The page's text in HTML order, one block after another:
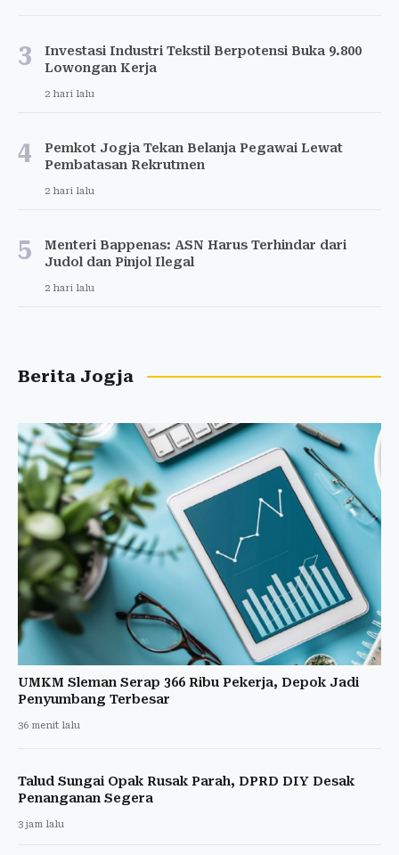
3
Investasi Industri Tekstil Berpotensi Buka 9.800
Lowongan Kerja
2 hari lalu
4
Pemkot Jogja Tekan Belanja Pegawai Lewat
Pembatasan Rekrutmen
2 hari lalu
5
Menteri Bappenas: ASN Harus Terhindar dari
Judol dan Pinjol Ilegal
2 hari lalu
Berita Jogja
UMKM Sleman Serap 366 Ribu Pekerja, Depok Jadi
Penyumbang Terbesar
36 menit lalu
Talud Sungai Opak Rusak Parah, DPRD DIY Desak
Penanganan Segera
3 jam lalu